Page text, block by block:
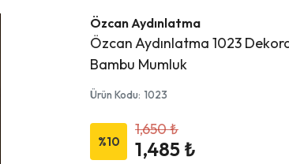
Özcan Aydınlatma
Özcan Aydınlatma 1023
Bambu Mumluk
Ürün Kodu: 1023
%10
1,650 ₺
1,485 ₺